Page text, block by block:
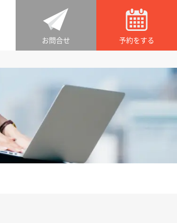
お問合せ
予約をする